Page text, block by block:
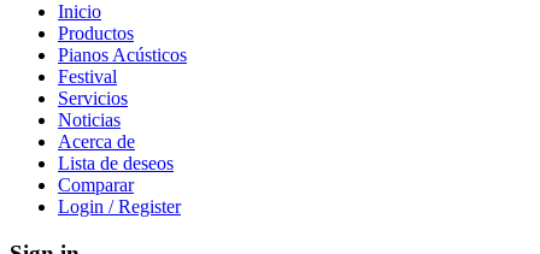
Inicio
Productos
Pianos Acústicos
Festival
Servicios
Noticias
Acerca de
Lista de deseos
Comparar
Login / Register